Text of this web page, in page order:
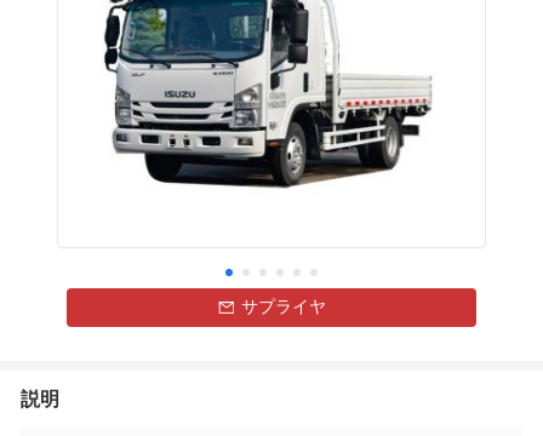
サプライヤ
説明